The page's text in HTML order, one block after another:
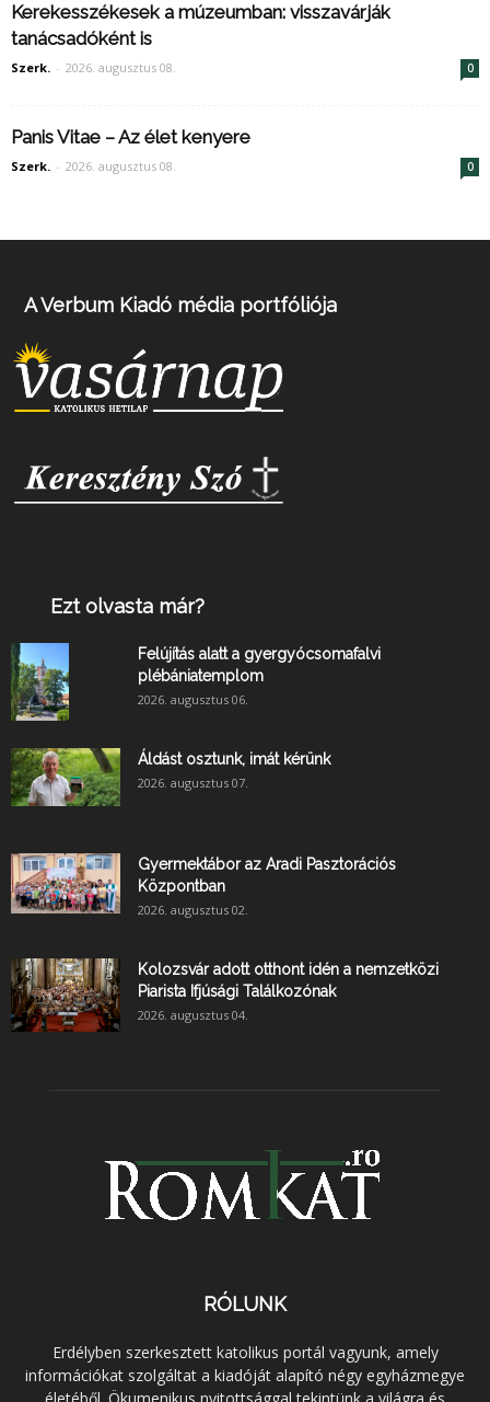
Kerekesszékesek a múzeumban: visszavárják
tanácsadóként is
Szerk. - 2026. augusztus 08. 0
Panis Vitae – Az élet kenyere
Szerk. - 2026. augusztus 08. 0
A Verbum Kiadó média portfóliója
Ezt olvasta már?
Felújítás alatt a gyergyócsomafalvi
plébániatemplom
2026. augusztus 06.
Áldást osztunk, imát kérünk
2026. augusztus 07.
Gyermektábor az Aradi Pasztorációs
Központban
2026. augusztus 02.
Kolozsvár adott otthont idén a nemzetközi
Piarista Ifjúsági Találkozónak
2026. augusztus 04.
RÓLUNK
Erdélyben szerkesztett katolikus portál vagyunk, amely
információkat szolgáltat a kiadóját alapító négy egyházmegye